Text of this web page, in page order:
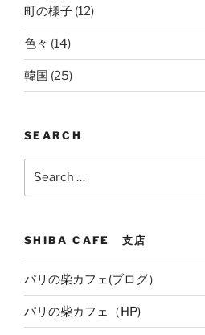
町の様子 (12)
色々 (14)
韓国 (25)
SEARCH
SHIBA CAFE 支店
パリの柴カフェ(ブログ）
パリの柴カフェ（HP)